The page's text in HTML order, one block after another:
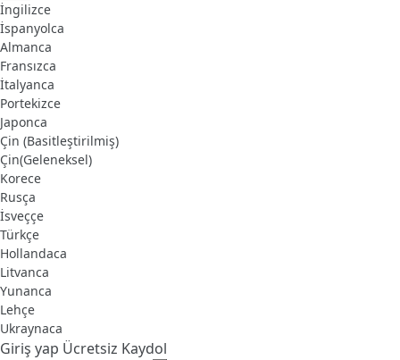
İngilizce
İspanyolca
Almanca
Fransızca
İtalyanca
Portekizce
Japonca
Çin (Basitleştirilmiş)
Çin(Geleneksel)
Korece
Rusça
İsveççe
Türkçe
Hollandaca
Litvanca
Yunanca
Lehçe
Ukraynaca
Giriş yap Ücretsiz Kaydol